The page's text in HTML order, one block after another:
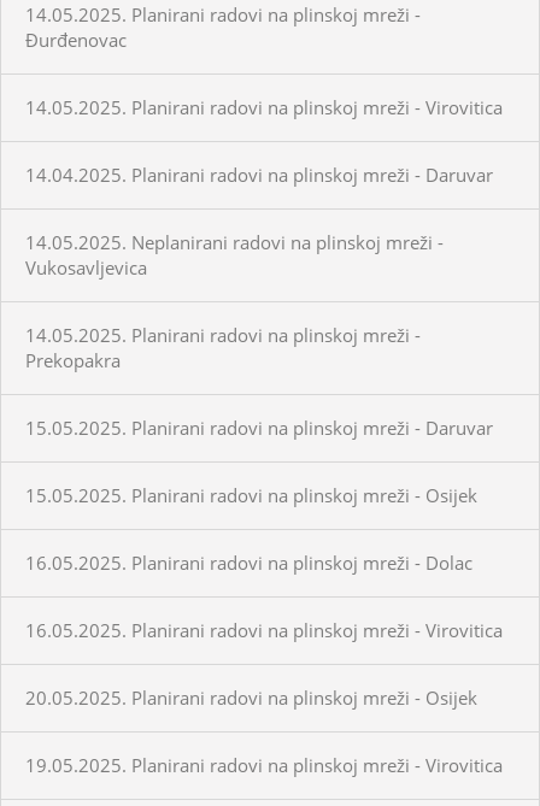
14.05.2025. Planirani radovi na plinskoj mreži -
Đurđenovac
14.05.2025. Planirani radovi na plinskoj mreži - Virovitica
14.04.2025. Planirani radovi na plinskoj mreži - Daruvar
14.05.2025. Neplanirani radovi na plinskoj mreži -
Vukosavljevica
14.05.2025. Planirani radovi na plinskoj mreži -
Prekopakra
15.05.2025. Planirani radovi na plinskoj mreži - Daruvar
15.05.2025. Planirani radovi na plinskoj mreži - Osijek
16.05.2025. Planirani radovi na plinskoj mreži - Dolac
16.05.2025. Planirani radovi na plinskoj mreži - Virovitica
20.05.2025. Planirani radovi na plinskoj mreži - Osijek
19.05.2025. Planirani radovi na plinskoj mreži - Virovitica